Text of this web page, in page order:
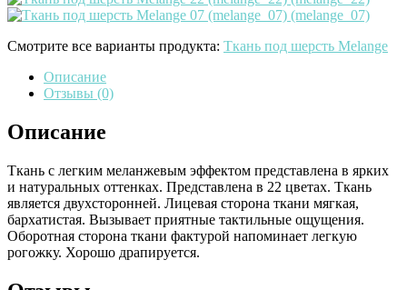
Смотрите все варианты продукта: Ткань под шерсть Melange
Описание
Отзывы (0)
Описание
Ткань с легким меланжевым эффектом представлена в ярких
и натуральных оттенках. Представлена в 22 цветах. Ткань
является двухсторонней. Лицевая сторона ткани мягкая,
бархатистая. Вызывает приятные тактильные ощущения.
Оборотная сторона ткани фактурой напоминает легкую
рогожку. Хорошо драпируется.